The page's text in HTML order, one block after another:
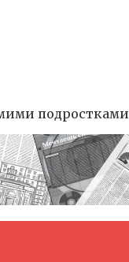
подростками